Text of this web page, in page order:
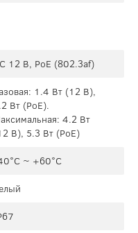
12 В, PoE (802.3af)
1.4 Вт (12 В),
Вт (PoE).
4.2 Вт
В), 5.3 Вт (PoE)
~ +60°C